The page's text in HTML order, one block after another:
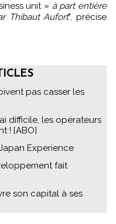
unit » à part entière
Thibaut Aufort", précise
pas casser les
difficile, les opérateurs
! [ABO]
Experience
fait
son capital à ses